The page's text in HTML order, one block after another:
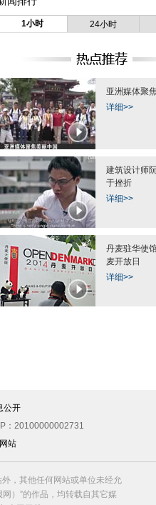
1小时 24小时
亚洲媒体聚
详细>>
建筑设计师
于挫折
详细>>
丹麦驻华使
麦开放日
详细>>
公开
：20100000002731
站
，其他任何网站或单位未经允
）”的作品，均转载自其它媒